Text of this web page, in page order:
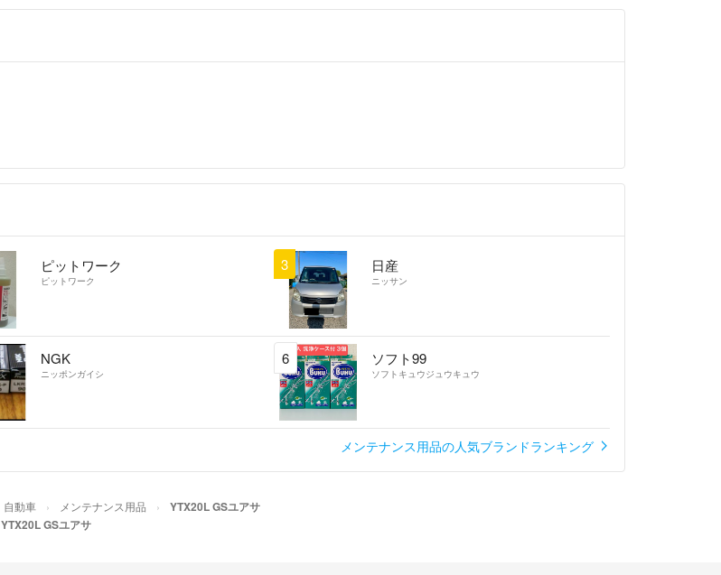
ピットワーク
ピットワーク
3 日産
ニッサン
NGK
ニッポンガイシ
6 ソフト99
ソフトキュウジュウキュウ
メンテナンス用品の人気ブランドランキング
自動車 メンテナンス用品 YTX20L GSユアサ
YTX20L GSユアサ